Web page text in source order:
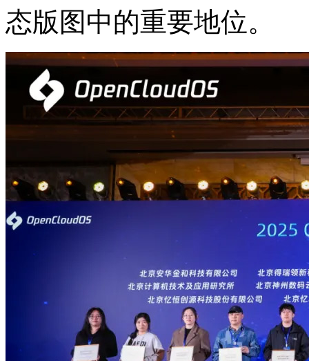
态版图中的重要地位。